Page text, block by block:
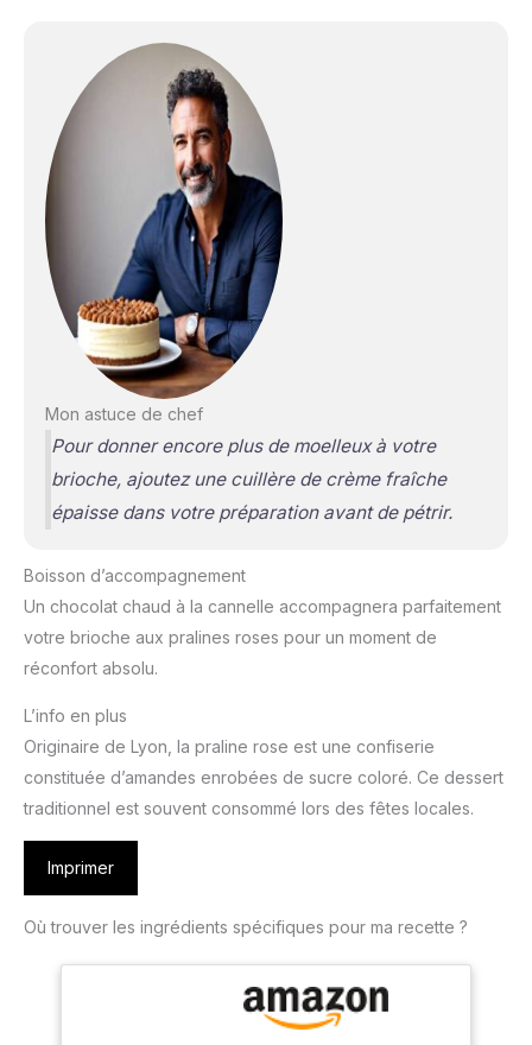
Mon astuce de chef
Pour donner encore plus de moelleux à votre
brioche, ajoutez une cuillère de crème fraîche
épaisse dans votre préparation avant de pétrir.
Boisson d’accompagnement
Un chocolat chaud à la cannelle accompagnera parfaitement
votre brioche aux pralines roses pour un moment de
réconfort absolu.
L’info en plus
Originaire de Lyon, la praline rose est une confiserie
constituée d’amandes enrobées de sucre coloré. Ce dessert
traditionnel est souvent consommé lors des fêtes locales.
Imprimer
Où trouver les ingrédients spécifiques pour ma recette ?